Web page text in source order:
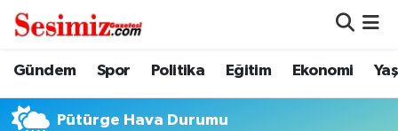
Gündem Spor Politika Eğitim Ekonomi
Pütürge Hava Durumu
Dünya
Eğitim
Nöbetçi Eczaneler
Hava Durumu